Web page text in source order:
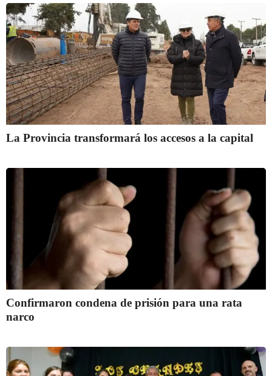
La Provincia transformará los accesos a la capital
Confirmaron condena de prisión para una rata
narco